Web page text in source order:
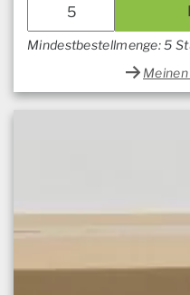
Mindestbestellmenge: 5